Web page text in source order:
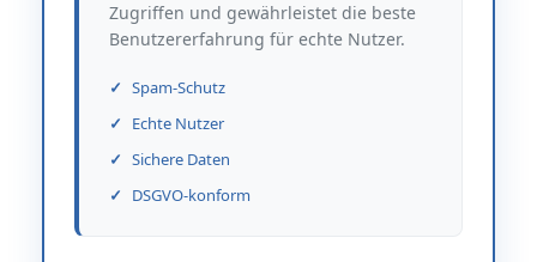
Zugriffen und gewährleistet die beste
Benutzererfahrung für echte Nutzer.
Spam-Schutz
Echte Nutzer
Sichere Daten
DSGVO-konform